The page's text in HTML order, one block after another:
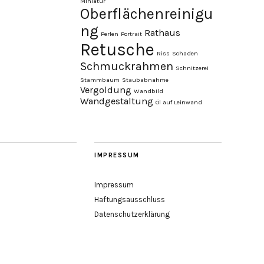
Oberflächenreinigu
ng Perlen Portrait Rathaus
Retusche Riss Schaden
Schmuckrahmen Schnitzerei
Stammbaum Staubabnahme
Vergoldung Wandbild
Wandgestaltung Öl auf Leinwand
IMPRESSUM
Impressum
Haftungsausschluss
Datenschutzerklärung